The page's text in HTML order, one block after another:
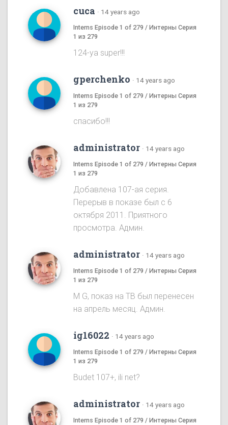
cuca · 14 years ago
Interns Episode 1 of 279 / Интерны Серия
1 из 279
124-ya super!!!
gperchenko · 14 years ago
Interns Episode 1 of 279 / Интерны Серия
1 из 279
спасибо!!!
administrator · 14 years ago
Interns Episode 1 of 279 / Интерны Серия
1 из 279
Добавлена 107-ая серия.
Перерыв в показе был с 6
октября 2011. Приятного
просмотра. Админ.
administrator · 14 years ago
Interns Episode 1 of 279 / Интерны Серия
1 из 279
M G, показ на ТВ был перенесен
на апрель месяц. Админ.
ig16022 · 14 years ago
Interns Episode 1 of 279 / Интерны Серия
1 из 279
Budet 107+, ili net?
administrator · 14 years ago
Interns Episode 1 of 279 / Интерны Серия